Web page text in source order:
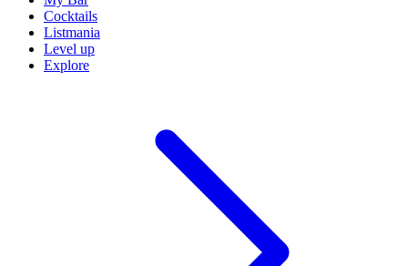
Cocktails
Listmania
Level up
Explore